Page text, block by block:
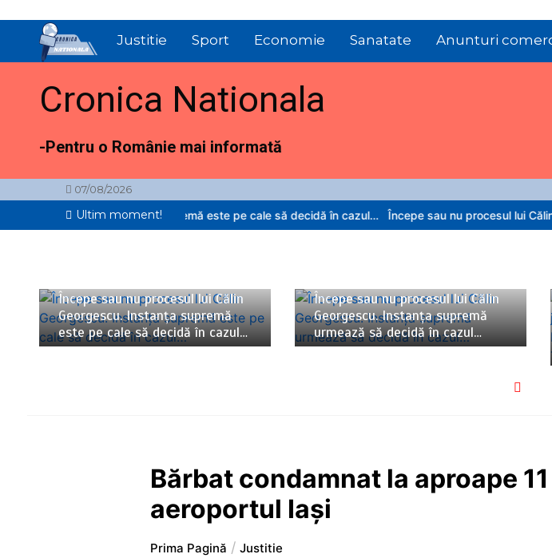
conținut
Justitie Sport Economie Sanatate Anunturi
Cronica Nationala
-Pentru o Românie mai informată
07/08/2026
Ultim moment!
Instanța supremă este pe cale să decidă în cazul… Începe sau nu procesul lui Călin
Începe sau nu procesul lui Călin
Georgescu. Instanța supremă
este pe cale să decidă în cazul…
Începe sau nu procesul lui Călin
Georgescu. Instanța supremă
urmează să decidă în cazul…
Bărbat condamnat la aproape
aeroportul Iași
Prima Pagină Justitie